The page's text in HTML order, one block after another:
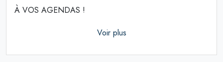
À VOS AGENDAS !
Voir plus